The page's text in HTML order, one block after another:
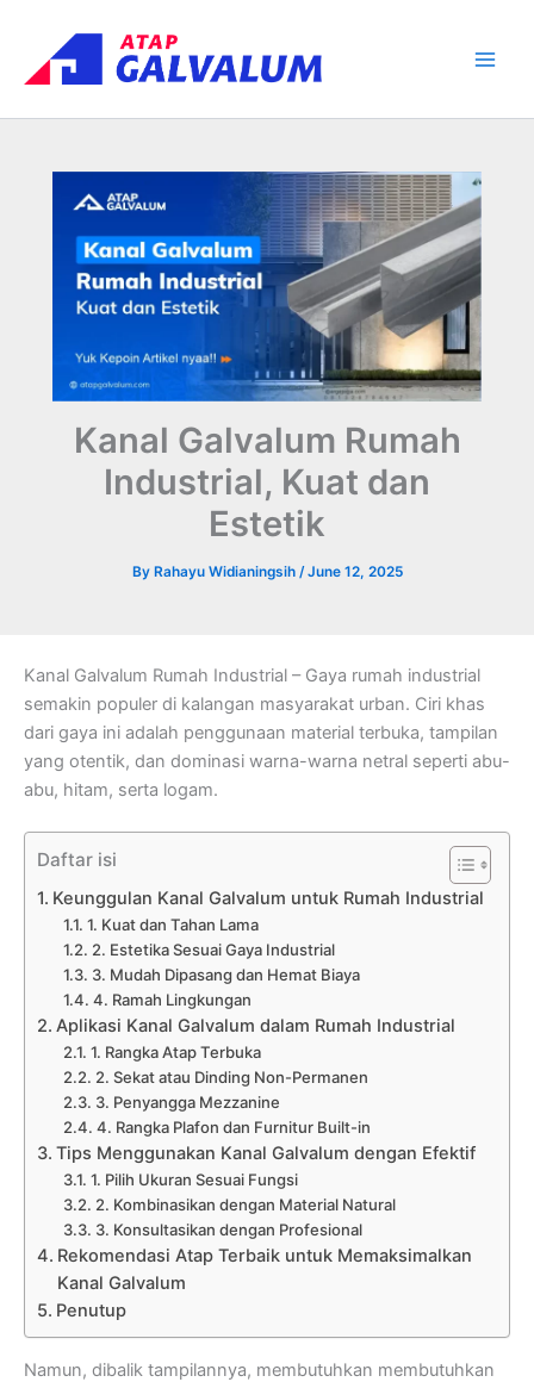
content
Kanal Galvalum Rumah
Industrial, Kuat dan
Estetik
By Rahayu Widianingsih /June 12, 2025
Kanal Galvalum Rumah Industrial – Gaya rumah industrial
semakin populer di kalangan masyarakat urban. Ciri khas
dari gaya ini adalah penggunaan material terbuka, tampilan
yang otentik, dan dominasi warna-warna netral seperti abu-
abu, hitam, serta logam.
Daftar isi
Keunggulan Kanal Galvalum untuk Rumah Industrial
1. Kuat dan Tahan Lama
2. Estetika Sesuai Gaya Industrial
3. Mudah Dipasang dan Hemat Biaya
4. Ramah Lingkungan
Aplikasi Kanal Galvalum dalam Rumah Industrial
1. Rangka Atap Terbuka
2. Sekat atau Dinding Non-Permanen
3. Penyangga Mezzanine
4. Rangka Plafon dan Furnitur Built-in
Tips Menggunakan Kanal Galvalum dengan Efektif
1. Pilih Ukuran Sesuai Fungsi
2. Kombinasikan dengan Material Natural
3. Konsultasikan dengan Profesional
Rekomendasi Atap Terbaik untuk Memaksimalkan
Kanal Galvalum
Penutup
Namun, dibalik tampilannya, membutuhkan membutuhkan